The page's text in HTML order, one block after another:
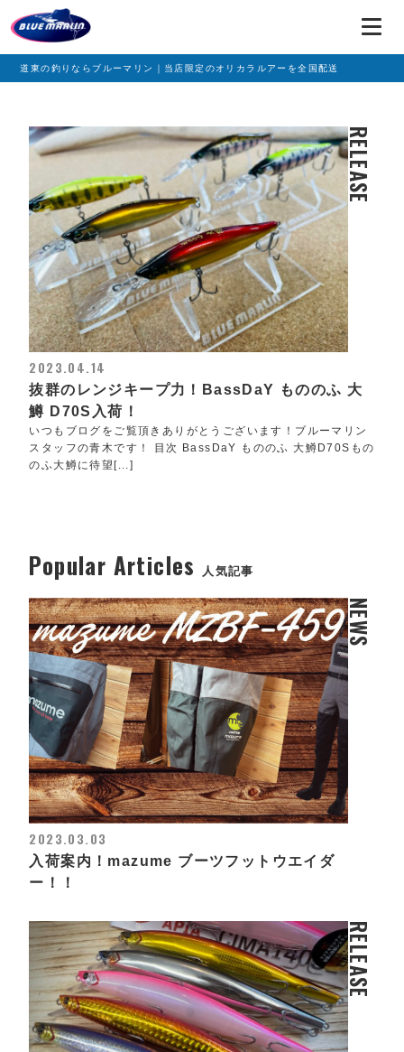
道東の釣りならブルーマリン｜当店限定のオリカラルアーを全国配送
RELEASE
2023.04.14
抜群のレンジキープ力！BassDaY もののふ 大
鱒 D70S入荷！
いつもブログをご覧頂きありがとうございます！ブルーマリン
スタッフの青木です！ 目次 BassDaY もののふ 大鱒D70Sもの
のふ大鱒に待望[...]
Popular Articles 人気記事
NEWS
2023.03.03
入荷案内！mazume ブーツフットウエイダ
ー！！
RELEASE